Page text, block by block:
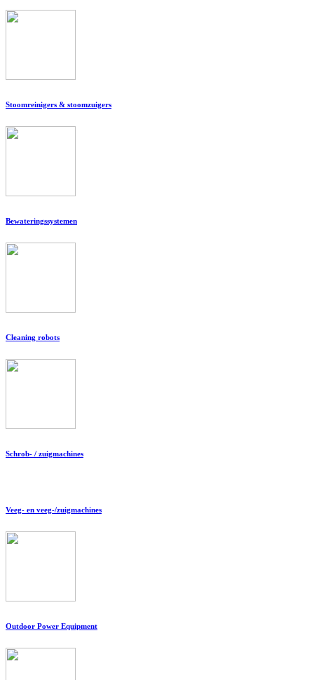
Stoomreinigers & stoomzuigers
Bewateringssystemen
Cleaning robots
Schrob- / zuigmachines
Veeg- en veeg-/zuigmachines
Outdoor Power Equipment